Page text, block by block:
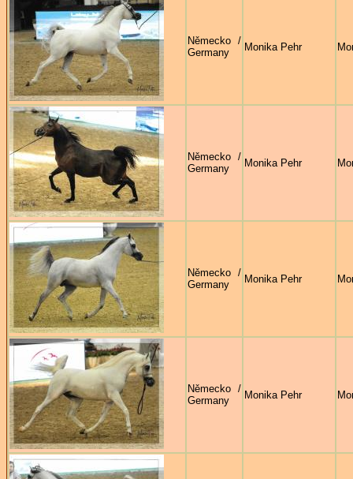
Německo /
Germany
Monika Pehr
Německo /
Germany
Monika Pehr
Německo /
Germany
Monika Pehr
Německo /
Germany
Monika Pehr